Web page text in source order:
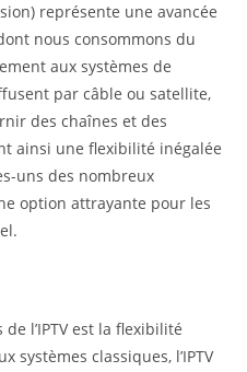
représente une avancée
nous consommons du
aux systèmes de
par câble ou satellite,
des chaînes et des
ainsi une flexibilité inégalée
uns des nombreux
option attrayante pour les
l’IPTV est la flexibilité
systèmes classiques, l’IPTV